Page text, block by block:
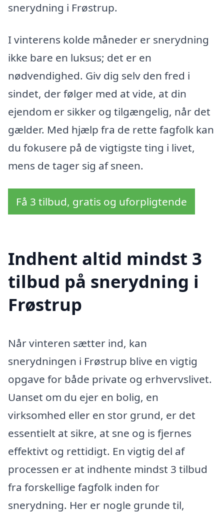
snerydning i Frøstrup.
I vinterens kolde måneder er snerydning
ikke bare en luksus; det er en
nødvendighed. Giv dig selv den fred i
sindet, der følger med at vide, at din
ejendom er sikker og tilgængelig, når det
gælder. Med hjælp fra de rette fagfolk kan
du fokusere på de vigtigste ting i livet,
mens de tager sig af sneen.
Få 3 tilbud, gratis og uforpligtende
Indhent altid mindst 3
tilbud på snerydning i
Frøstrup
Når vinteren sætter ind, kan
snerydningen i Frøstrup blive en vigtig
opgave for både private og erhvervslivet.
Uanset om du ejer en bolig, en
virksomhed eller en stor grund, er det
essentielt at sikre, at sne og is fjernes
effektivt og rettidigt. En vigtig del af
processen er at indhente mindst 3 tilbud
fra forskellige fagfolk inden for
snerydning. Her er nogle grunde til,